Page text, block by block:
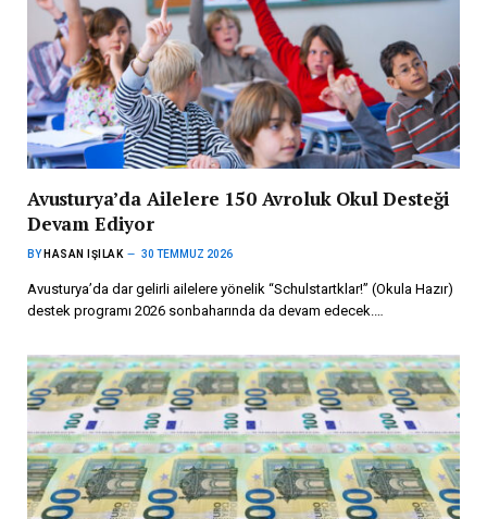
Avusturya’da Ailelere 150 Avroluk Okul Desteği
Devam Ediyor
BY HASAN IŞILAK 30 TEMMUZ 2026
Avusturya’da dar gelirli ailelere yönelik “Schulstartklar!” (Okula Hazır)
destek programı 2026 sonbaharında da devam edecek.…